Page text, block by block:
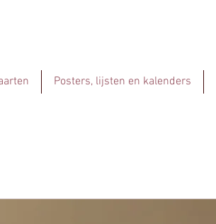
Posters, lijsten en kalenders